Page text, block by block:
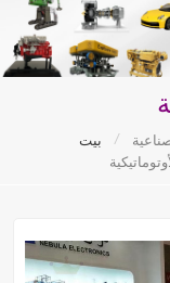
بيت /